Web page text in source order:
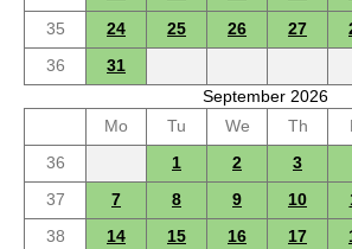
35
24 25 26 27
36
31
September 2026
Mo
Tu We Th
36
1 2 3
37
7 8 9 10
38
14 15 16 17